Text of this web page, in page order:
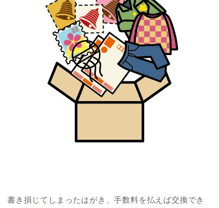
書き損じてしまったはがき、手数料を払えば交換でき